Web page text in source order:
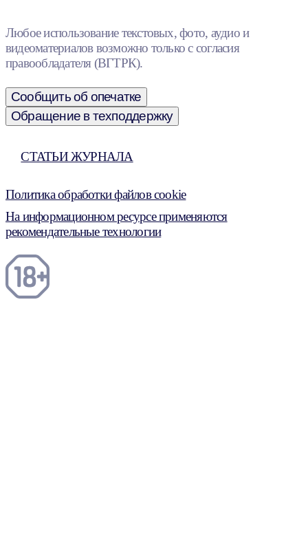
Любое использование текстовых, фото, аудио и
видеоматериалов возможно только с согласия
правообладателя (ВГТРК).
Сообщить об опечатке
Обращение в техподдержку
СТАТЬИ ЖУРНАЛА
Политика обработки файлов cookie
На информационном ресурсе применяются
рекомендательные технологии